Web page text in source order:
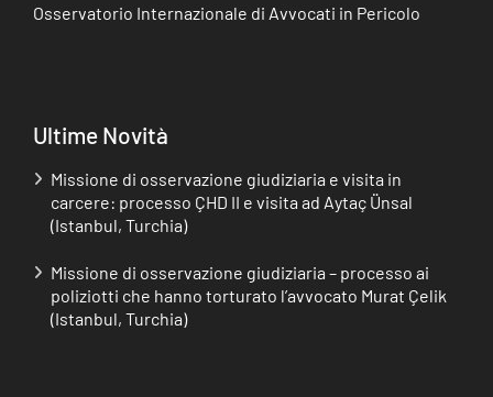
Osservatorio Internazionale di Avvocati in Pericolo
Ultime Novità
Missione di osservazione giudiziaria e visita in
carcere: processo ÇHD II e visita ad Aytaç Ünsal
(Istanbul, Turchia)
Missione di osservazione giudiziaria – processo ai
poliziotti che hanno torturato l’avvocato Murat Çelik
(Istanbul, Turchia)